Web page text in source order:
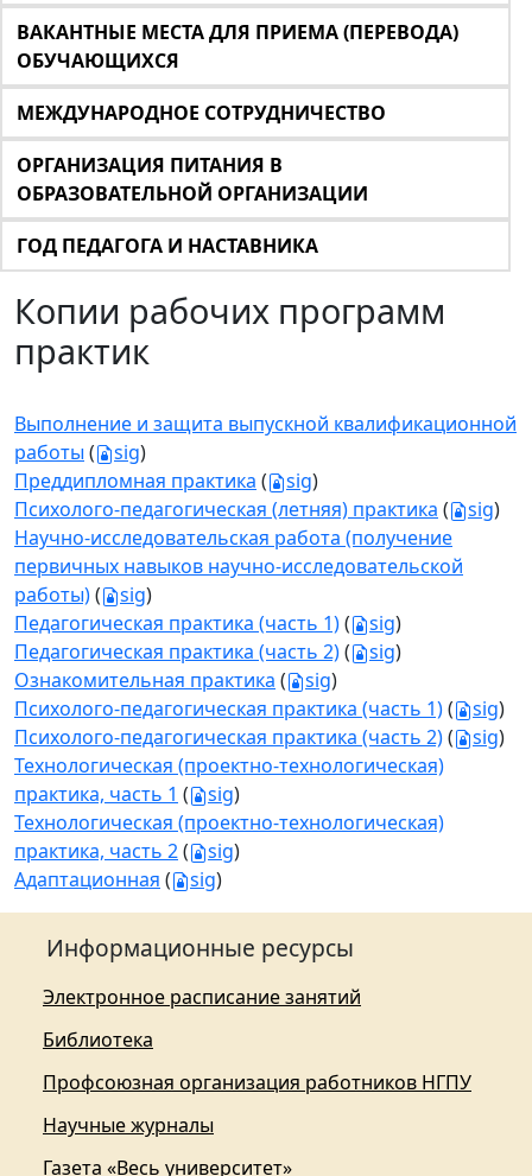
ВАКАНТНЫЕ МЕСТА ДЛЯ ПРИЕМА (ПЕРЕВОДА)
ОБУЧАЮЩИХСЯ
МЕЖДУНАРОДНОЕ СОТРУДНИЧЕСТВО
ОРГАНИЗАЦИЯ ПИТАНИЯ В
ОБРАЗОВАТЕЛЬНОЙ ОРГАНИЗАЦИИ
ГОД ПЕДАГОГА И НАСТАВНИКА
Копии рабочих программ
практик
Выполнение и защита выпускной квалификационной
работы ( sig)
Преддипломная практика ( sig)
Психолого-педагогическая (летняя) практика ( sig)
Научно-исследовательская работа (получение
первичных навыков научно-исследовательской
работы)( sig)
Педагогическая практика (часть 1)( sig)
Педагогическая практика (часть 2)( sig)
Ознакомительная практика ( sig)
Психолого-педагогическая практика (часть 1)( sig)
Психолого-педагогическая практика (часть 2)( sig)
Технологическая (проектно-технологическая)
практика, часть 1 ( sig)
Технологическая (проектно-технологическая)
практика, часть 2( sig)
Адаптационная ( sig)
Информационные ресурсы
Электронное расписание занятий
Библиотека
Профсоюзная организация работников НГПУ
Научные журналы
Газета «Весь университет»